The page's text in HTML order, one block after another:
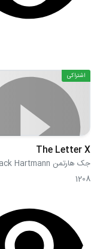
اشتراکی
The Letter X
جک هارتمن Jack Hartmann
1208